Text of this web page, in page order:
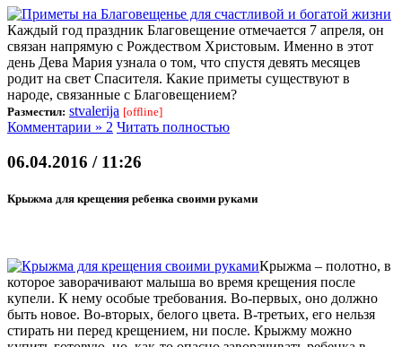
Каждый год праздник Благовещение отмечается 7 апреля, он
связан напрямую с Рождеством Христовым. Именно в этот
день Дева Мария узнала о том, что спустя девять месяцев
родит на свет Спасителя. Какие приметы существуют в
народе, связанные с Благовещением?
Разместил: stvalerija [offline]
Комментарии » 2 Читать полностью
06.04.2016 / 11:26
Крыжма для крещения ребенка своими руками
Крыжма – полотно, в
которое заворачивают малыша во время крещения после
купели. К нему особые требования. Во-первых, оно должно
быть новое. Во-вторых, белого цвета. В-третьих, его нельзя
стирать ни перед крещением, ни после. Крыжму можно